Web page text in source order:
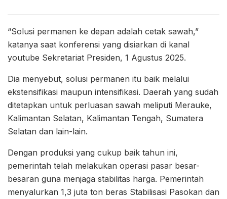
“Solusi permanen ke depan adalah cetak sawah,”
katanya saat konferensi yang disiarkan di kanal
youtube Sekretariat Presiden, 1 Agustus 2025.
Dia menyebut, solusi permanen itu baik melalui
ekstensifikasi maupun intensifikasi. Daerah yang sudah
ditetapkan untuk perluasan sawah meliputi Merauke,
Kalimantan Selatan, Kalimantan Tengah, Sumatera
Selatan dan lain-lain.
Dengan produksi yang cukup baik tahun ini,
pemerintah telah melakukan operasi pasar besar-
besaran guna menjaga stabilitas harga. Pemerintah
menyalurkan 1,3 juta ton beras Stabilisasi Pasokan dan